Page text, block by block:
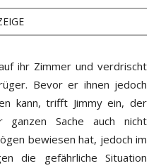
ihr Zimmer und verdrischt
Bevor er ihnen jedoch
kann, trifft Jimmy ein, der
ganzen Sache auch nicht
bewiesen hat, jedoch im
die gefährliche Situation